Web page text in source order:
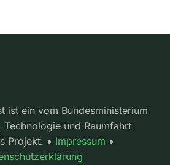
ist ein vom Bundesministerium
Technologie und Raumfahrt
Projekt. • Impressum •